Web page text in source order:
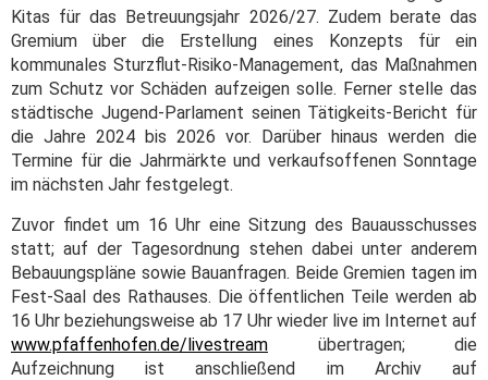
Kitas für das Betreuungsjahr 2026/27. Zudem berate das
Gremium über die Erstellung eines Konzepts für ein
kommunales Sturzflut-Risiko-Management, das Maßnahmen
zum Schutz vor Schäden aufzeigen solle. Ferner stelle das
städtische Jugend-Parlament seinen Tätigkeits-Bericht für
die Jahre 2024 bis 2026 vor. Darüber hinaus werden die
Termine für die Jahrmärkte und verkaufsoffenen Sonntage
im nächsten Jahr festgelegt.
Zuvor findet um 16 Uhr eine Sitzung des Bauausschusses
statt; auf der Tagesordnung stehen dabei unter anderem
Bebauungspläne sowie Bauanfragen. Beide Gremien tagen im
Fest-Saal des Rathauses. Die öffentlichen Teile werden ab
16 Uhr beziehungsweise ab 17 Uhr wieder live im Internet auf
www.pfaffenhofen.de/livestream übertragen; die
Aufzeichnung ist anschließend im Archiv auf